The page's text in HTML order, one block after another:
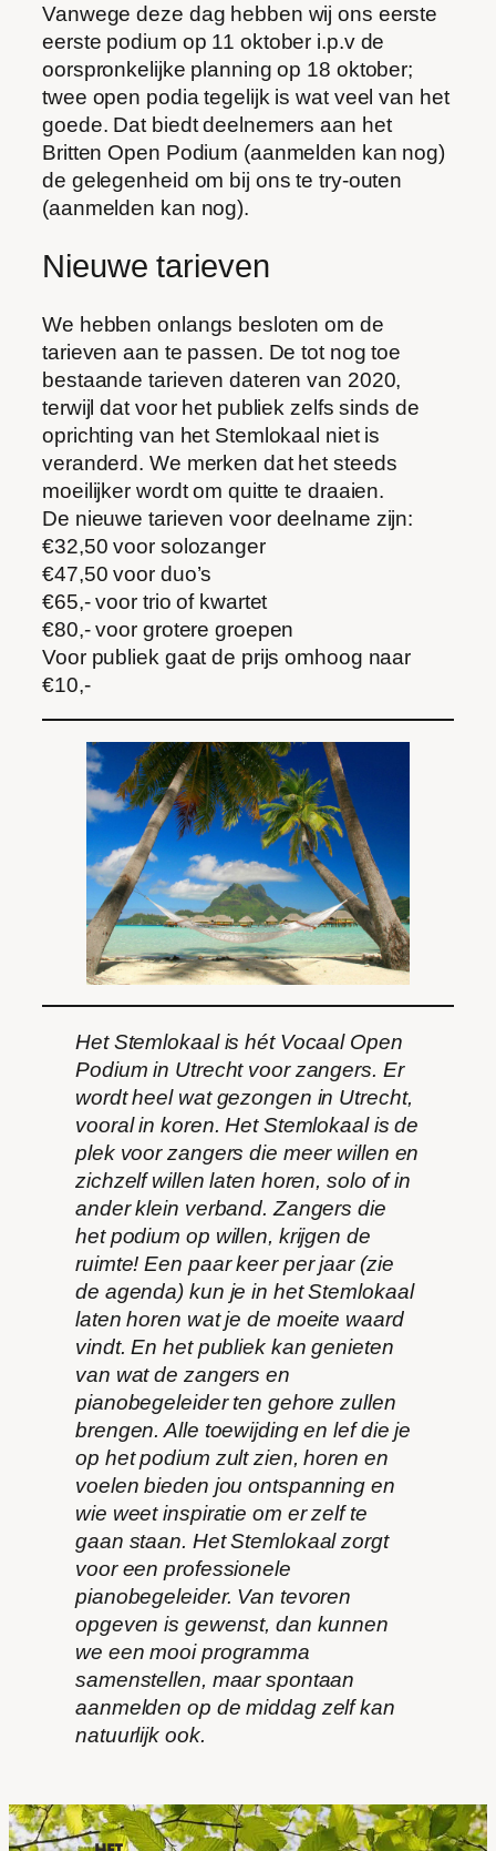
Vanwege deze dag hebben wij ons eerste
eerste podium op 11 oktober i.p.v de
oorspronkelijke planning op 18 oktober;
twee open podia tegelijk is wat veel van het
goede. Dat biedt deelnemers aan het
Britten Open Podium (aanmelden kan nog)
de gelegenheid om bij ons te try-outen
(aanmelden kan nog).
Nieuwe tarieven
We hebben onlangs besloten om de
tarieven aan te passen. De tot nog toe
bestaande tarieven dateren van 2020,
terwijl dat voor het publiek zelfs sinds de
oprichting van het Stemlokaal niet is
veranderd. We merken dat het steeds
moeilijker wordt om quitte te draaien.
De nieuwe tarieven voor deelname zijn:
€32,50 voor solozanger
€47,50 voor duo’s
€65,- voor trio of kwartet
€80,- voor grotere groepen
Voor publiek gaat de prijs omhoog naar
€10,-
Het Stemlokaal is hét Vocaal Open
Podium in Utrecht voor zangers. Er
wordt heel wat gezongen in Utrecht,
vooral in koren. Het Stemlokaal is de
plek voor zangers die meer willen en
zichzelf willen laten horen, solo of in
ander klein verband. Zangers die
het podium op willen, krijgen de
ruimte! Een paar keer per jaar (zie
de agenda) kun je in het Stemlokaal
laten horen wat je de moeite waard
vindt. En het publiek kan genieten
van wat de zangers en
pianobegeleider ten gehore zullen
brengen. Alle toewijding en lef die je
op het podium zult zien, horen en
voelen bieden jou ontspanning en
wie weet inspiratie om er zelf te
gaan staan. Het Stemlokaal zorgt
voor een professionele
pianobegeleider. Van tevoren
opgeven is gewenst, dan kunnen
we een mooi programma
samenstellen, maar spontaan
aanmelden op de middag zelf kan
natuurlijk ook.